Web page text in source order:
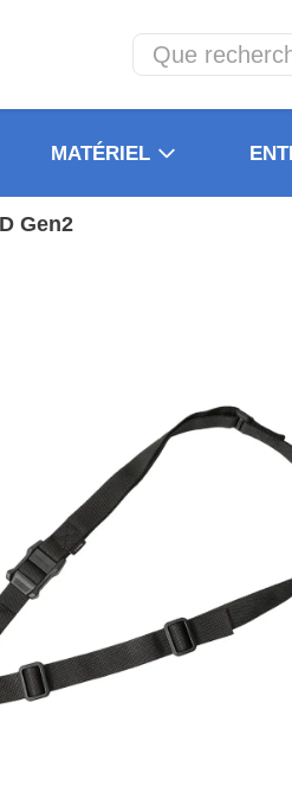
MATÉRIEL
Gen2